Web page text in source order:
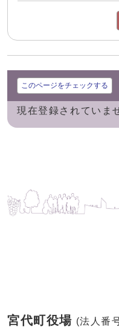
このページをチェックする
現在登録されていま
宮代町役場 (法人番